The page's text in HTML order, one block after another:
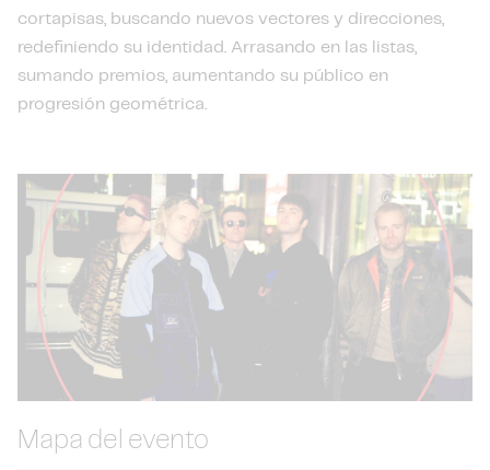
cortapisas, buscando nuevos vectores y direcciones,
redefiniendo su identidad. Arrasando en las listas,
sumando premios, aumentando su público en
progresión geométrica.
Mapa del evento